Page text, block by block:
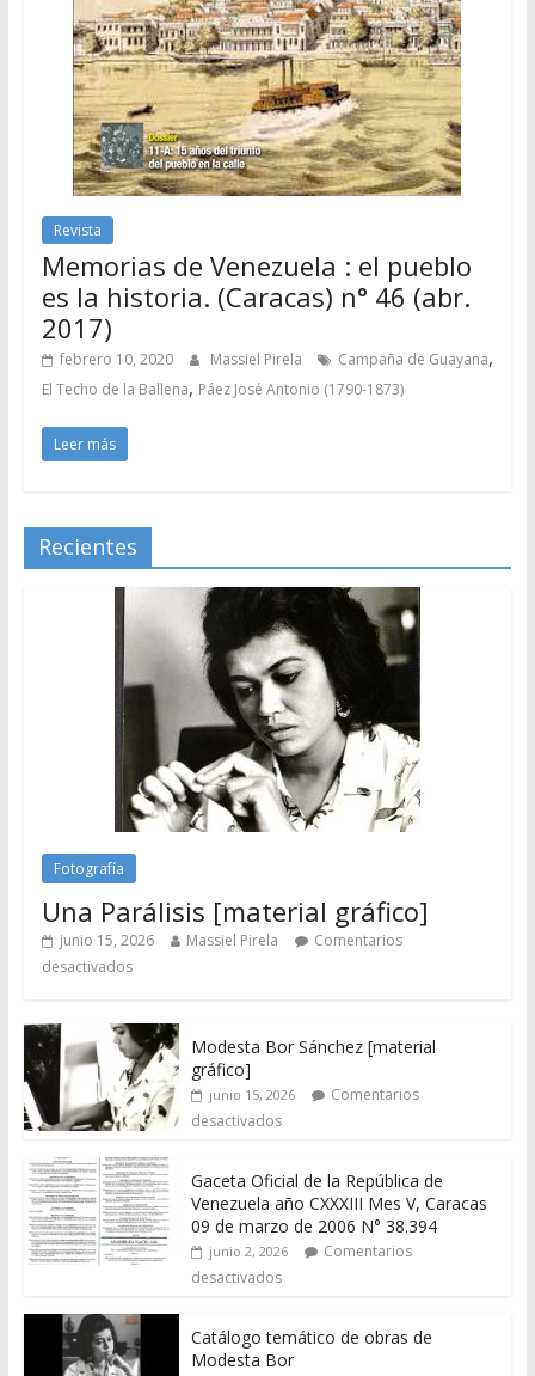
Revista
Memorias de Venezuela : el pueblo
es la historia. (Caracas) n° 46 (abr.
2017)
febrero 10, 2020 Massiel Pirela Campaña de Guayana,
El Techo de la Ballena, Páez José Antonio (1790-1873)
Leer más
Recientes
Fotografía
Una Parálisis [material gráfico]
junio 15, 2026 Massiel Pirela
Comentarios
desactivados
Modesta Bor Sánchez [material
gráfico]
junio 15, 2026
Comentarios
desactivados
Gaceta Oficial de la República de
Venezuela año CXXXIII Mes V, Caracas
09 de marzo de 2006 N° 38.394
junio 2, 2026
Comentarios
desactivados
Catálogo temático de obras de
Modesta Bor